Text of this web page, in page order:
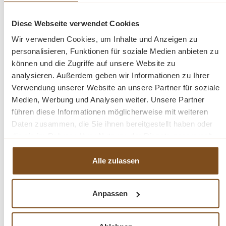
Diese Webseite verwendet Cookies
Wir verwenden Cookies, um Inhalte und Anzeigen zu
personalisieren, Funktionen für soziale Medien anbieten zu
können und die Zugriffe auf unsere Website zu
analysieren. Außerdem geben wir Informationen zu Ihrer
Verwendung unserer Website an unsere Partner für soziale
Medien, Werbung und Analysen weiter. Unsere Partner
führen diese Informationen möglicherweise mit weiteren
Daten zusammen, die Sie ihnen bereitgestellt haben oder
haben.
Alle zulassen
Anpassen
Abmessungen: ca.: H/B/T- 160/130/45 cm
Beschreibung
Schrank aus massivem Teak
recyceltes Teakholz
rustikale Struktur des Holzes
recyceltem Teakholz, White Wash
Gewicht: 175 kg
Fragen zum Produkt?
Menü schließen
Produktinformationen "Schrank Venedig 130
cm recyceltes Teakholz"
wurde aus recyceltem altem